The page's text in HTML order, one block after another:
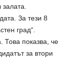
За тези 8
град“.
Това показва, че
за втори